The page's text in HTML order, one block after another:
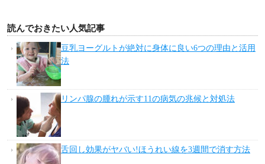
読んでおきたい人気記事
豆乳ヨーグルトが絶対に身体に良い6つの理由と活用
法
リンパ腺の腫れが示す11の病気の兆候と対処法
舌回し効果がヤバい!ほうれい線を3週間で消す方法